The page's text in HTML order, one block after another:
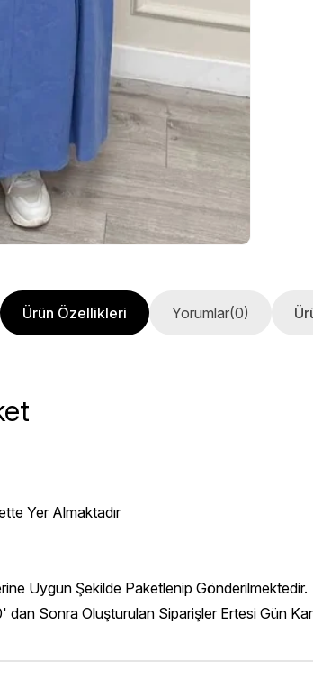
Ürün Özellikleri Yorumlar(0)
Yer Almaktadır
Uygun Şekilde Paketlenip Gönderilmektedir.
Sonra Oluşturulan Siparişler Ertesi Gün